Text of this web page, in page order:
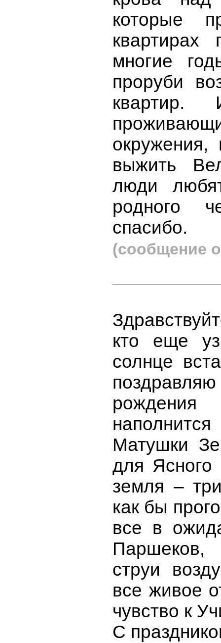
которые
многие
проруби
квартир.
выжить
люди
родного
спасибо.
(сообщение
кто еще
солнце
Матушки
для Ясного
земля –
как бы
все в
Паршеков,
струи
все живое
чувство к
С